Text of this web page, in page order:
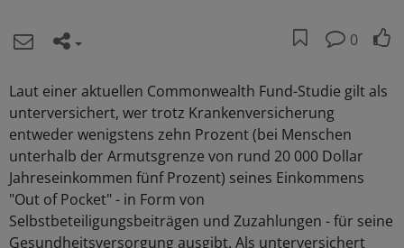
0
Laut einer aktuellen Commonwealth Fund-Studie gilt als
unterversichert, wer trotz Krankenversicherung
entweder wenigstens zehn Prozent (bei Menschen
unterhalb der Armutsgrenze von rund 20 000 Dollar
Jahreseinkommen fünf Prozent) seines Einkommens
"Out of Pocket" - in Form von
Selbstbeteiligungsbeiträgen und Zuzahlungen - für seine
Gesundheitsversorgung ausgibt. Als unterversichert